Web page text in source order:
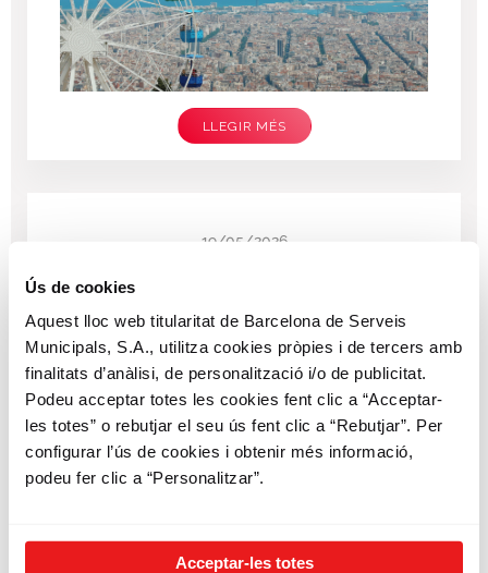
Ús de cookies
Aquest lloc web titularitat de Barcelona de Serveis
Municipals, S.A., utilitza cookies pròpies i de tercers amb
finalitats d’anàlisi, de personalització i/o de publicitat.
Podeu acceptar totes les cookies fent clic a “Acceptar-
les totes” o rebutjar el seu ús fent clic a “Rebutjar”. Per
configurar l’ús de cookies i obtenir més informació,
podeu fer clic a “Personalitzar”.
Acceptar-les totes
LLEGIR MÉS
19/05/2026